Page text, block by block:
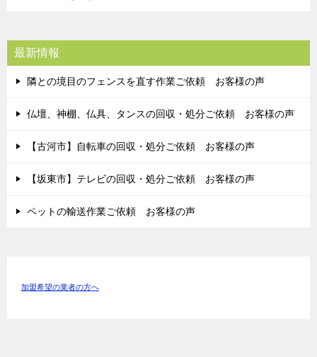
最新情報
隣との境目のフェンスを直す作業ご依頼 お客様の声
仏壇、神棚、仏具、タンスの回収・処分ご依頼 お客様の声
【古河市】自転車の回収・処分ご依頼 お客様の声
【坂東市】テレビの回収・処分ご依頼 お客様の声
ペットの輸送作業ご依頼 お客様の声
加盟希望の業者の方へ